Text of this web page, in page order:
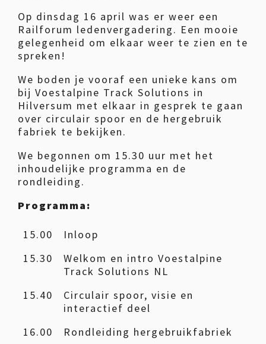
Op dinsdag 16 april was er weer een
Railforum ledenvergadering. Een mooie
gelegenheid om elkaar weer te zien en te
spreken!
We boden je vooraf een unieke kans om
bij Voestalpine Track Solutions in
Hilversum met elkaar in gesprek te gaan
over circulair spoor en de hergebruik
fabriek te bekijken.
We begonnen om 15.30 uur met het
inhoudelijke programma en de
rondleiding.
Programma:
15.00
Inloop
15.30
Welkom en intro Voestalpine
Track Solutions NL
15.40
Circulair spoor, visie en
interactief deel
16.00
Rondleiding hergebruikfabriek